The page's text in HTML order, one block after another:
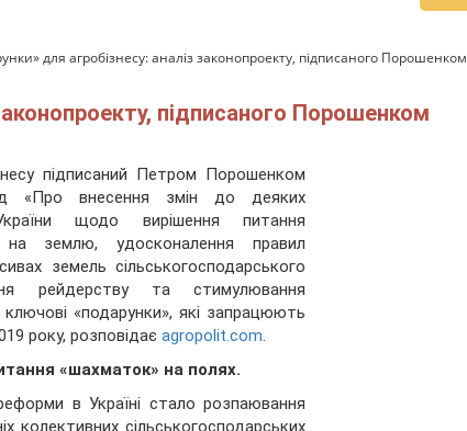
для агробізнесу: аналіз законопроекту, підписаного Порошенком
підписаного Порошенком
підписаний Петром Порошенком
«Про внесення змін до деяких
щодо вирішення питання
на землю, удосконалення правил
земель сільськогосподарського
рейдерству та стимулювання
«подарунки», які запрацюють
року, розповідає agropolit.com.
«шахматок» на полях.
в Україні стало розпаювання
колективних сільськогосподарських